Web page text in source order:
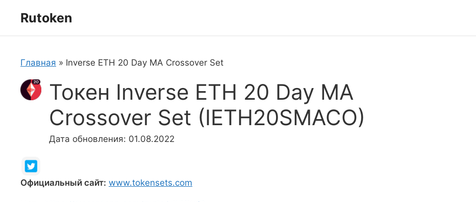
Rutoken
Главная » Inverse ETH 20 Day MA Crossover Set
Токен Inverse ETH 20 Day MA
Crossover Set (IETH20SMACO)
Дата обновления: 01.08.2022
Официальный сайт: www.tokensets.com